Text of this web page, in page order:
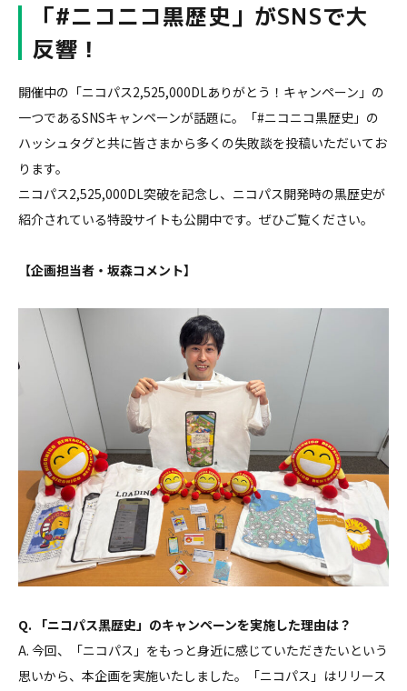
「#ニコニコ黒歴史」がSNSで大
反響！
開催中の「ニコパス2,525,000DLありがとう！キャンペーン」の
一つであるSNSキャンペーンが話題に。「#ニコニコ黒歴史」の
ハッシュタグと共に皆さまから多くの失敗談を投稿いただいてお
ります。
ニコパス2,525,000DL突破を記念し、ニコパス開発時の黒歴史が
紹介されている特設サイトも公開中です。ぜひご覧ください。
【企画担当者・坂森コメント】
Q. 「ニコパス黒歴史」のキャンペーンを実施した理由は？
A. 今回、「ニコパス」をもっと身近に感じていただきたいという
思いから、本企画を実施いたしました。「ニコパス」はリリース